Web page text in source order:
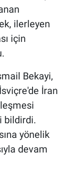
ilerleyen
için
Bekayi,
İran
bildirdi.
yönelik
devam